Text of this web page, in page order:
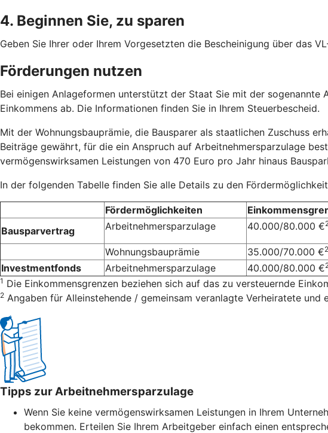
4. Beginnen Sie, zu sparen
Geben Sie Ihrer oder Ihrem Vorgesetzten die Bescheinigung über das
Förderungen nutzen
Bei einigen Anlageformen unterstützt der Staat Sie mit der
Einkommens ab. Die Informationen finden Sie in Ihrem Steuerbescheid.
Mit der Wohnungsbauprämie, die Bausparer als staatlichen Zuschuss
Beiträge gewährt, für die ein Anspruch auf Arbeitnehmersparzulage
vermögenswirksamen Leistungen von 470 Euro pro Jahr hinaus
In der folgenden Tabelle finden Sie alle Details zu den
Fördermöglichkeiten
Bausparvertrag
Arbeitnehmersparzulage 40.000/80.000 €
Wohnungsbauprämie 35.000/70.000 €2
Investmentfonds
Arbeitnehmersparzulage 40.000/80.000 €
1 Die Einkommensgrenzen beziehen sich auf das zu versteuernde
2 Angaben für Alleinstehende / gemeinsam veranlagte Verheiratete
Tipps zur Arbeitnehmersparzulage
Wenn Sie keine vermögenswirksamen Leistungen in Ihrem
bekommen. Erteilen Sie Ihrem Arbeitgeber einfach einen